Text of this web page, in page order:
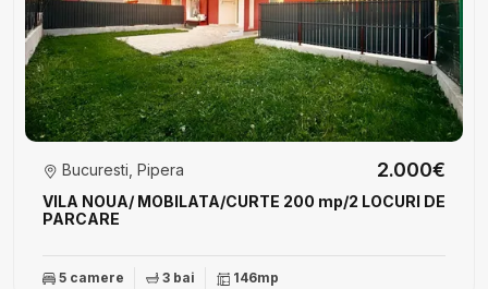
VILA NOUA/ MOBILATA/CURTE 200 mp/2 LOCURI DE
PARCARE
Bucuresti, Pipera 2.000€
5 camere 3 bai 146mp